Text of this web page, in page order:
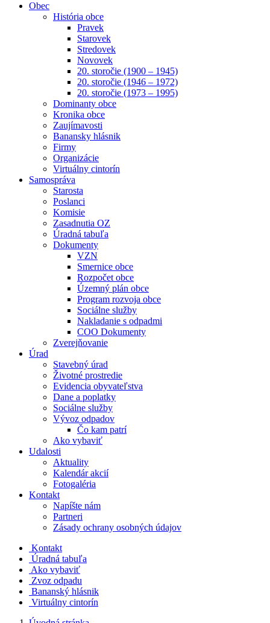
Obec
História obce
Pravek
Starovek
Stredovek
Novovek
20. storočie (1900 – 1945)
20. storočie (1946 – 1972)
20. storočie (1973 – 1995)
Dominanty obce
Kronika obce
Zaujímavosti
Banansky hlásnik
Firmy
Organizácie
Virtuálny cintorín
Samospráva
Starosta
Poslanci
Komisie
Zasadnutia OZ
Úradná tabuľa
Dokumenty
VZN
Smernice obce
Rozpočet obce
Územný plán obce
Program rozvoja obce
Sociálne služby
Nakladanie s odpadmi
COO Dokumenty
Zverejňovanie
Úrad
Stavebný úrad
Životné prostredie
Evidencia obyvateľstva
Dane a poplatky
Sociálne služby
Vývoz odpadov
Čo kam patrí
Ako vybaviť
Udalosti
Aktuality
Kalendár akcií
Fotogaléria
Kontakt
Napíšte nám
Partneri
Zásady ochrany osobných údajov
Kontakt
Úradná tabuľa
Ako vybaviť
Zvoz odpadu
Bananský hlásnik
Virtuálny cintorín